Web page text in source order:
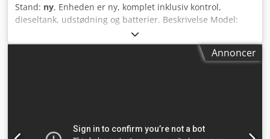
Stand: ny, Enheden er ny, komplet inklusiv kontrol,
dieseltank, udstødning og batterier. Beskrivelse Model:
NWR150 Ricardo Motor Newpower generator generator
sæt Kontinuerlig effekt: 135 kVA / 108 kW Maksimal effekt:
150kVA / 120kW Motor : Kofo RIcardo R6105AZLDS, 6
1650kg Dieseltank: ca. 245L Ved 100 % belastning: cirka
Annoncer